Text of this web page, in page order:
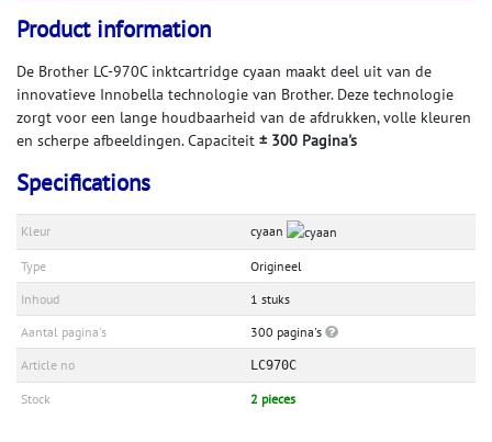
Product information
De Brother LC-970C inktcartridge cyaan maakt deel uit van de
innovatieve Innobella technologie van Brother. Deze technologie
zorgt voor een lange houdbaarheid van de afdrukken, volle kleuren
en scherpe afbeeldingen. Capaciteit ± 300 Pagina's
Specifications
Kleur cyaan
Type
Origineel
Inhoud
1 stuks
Aantal pagina's
300 pagina's
Article no
LC970C
Stock 2 pieces